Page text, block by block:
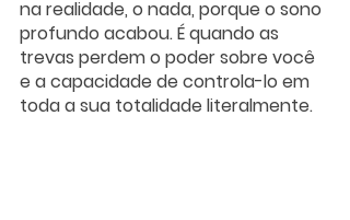
na realidade, o nada, porque o sono
profundo acabou. É quando as
trevas perdem o poder sobre você
e a capacidade de controla-lo em
toda a sua totalidade literalmente.